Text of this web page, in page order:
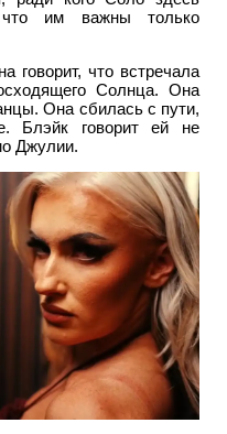
что им важны только
говорит, что встречала
Солнца. Она
Она сбилась с пути,
Блэйк говорит ей не
Джулии.